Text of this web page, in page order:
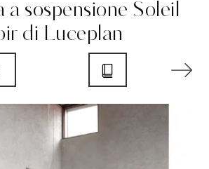
a sospensione Soleil
di Luceplan